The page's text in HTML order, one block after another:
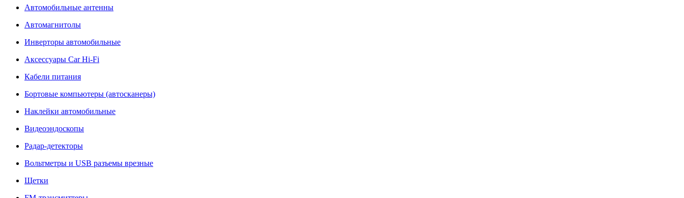
Автомобильные антенны
Автомагнитолы
Инверторы автомобильные
Аксессуары Car Hi-Fi
Кабели питания
Бортовые компьютеры (автосканеры)
Наклейки автомобильные
Видеоэндоскопы
Радар-детекторы
Вольтметры и USB разъемы врезные
Щетки